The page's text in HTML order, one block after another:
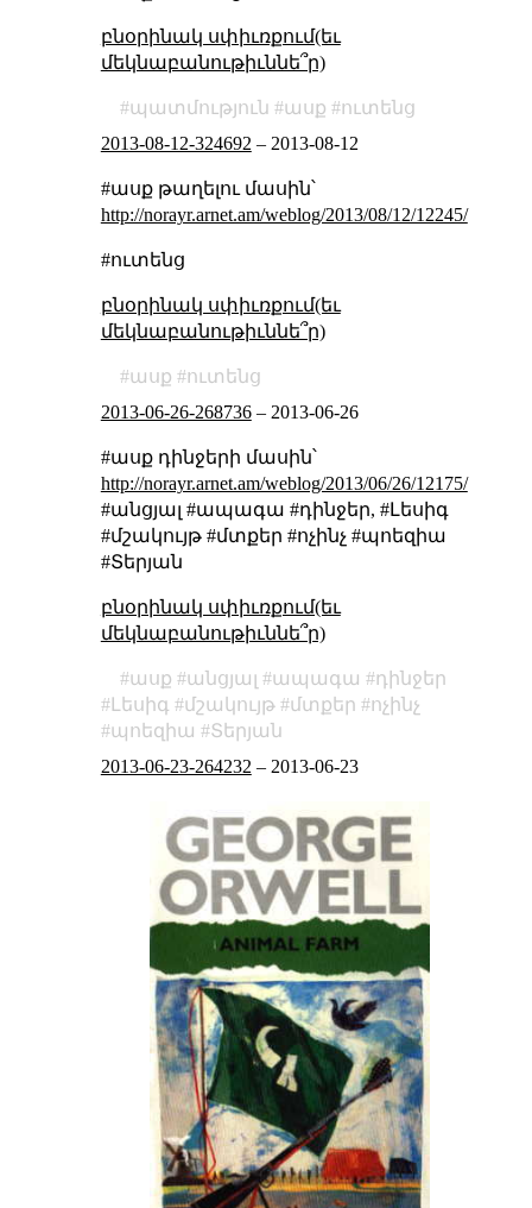
բնօրինակ սփիւռքում(եւ
մեկնաբանութիւննե՞ր)
պատմություն ասք
ուտենց
2013-08-12-324692 – 2013-08-12
#ասք թաղելու մասին՝
http://norayr.arnet.am/weblog/2013/08/12/12245/
#ուտենց
բնօրինակ սփիւռքում(եւ
մեկնաբանութիւննե՞ր)
ասք
ուտենց
2013-06-26-268736– 2013-06-26
#ասք դինջերի մասին՝
http://norayr.arnet.am/weblog/2013/06/26/12175/
#անցյալ #ապագա #դինջեր, #Լեսիգ
#մշակույթ #մտքեր #ոչինչ #պոեզիա
#Տերյան
բնօրինակ սփիւռքում(եւ
մեկնաբանութիւննե՞ր)
ասք անցյալ ապագա
դինջեր
Լեսիգ
մշակույթ մտքեր
ոչինչ
պոեզիա
Տերյան
2013-06-23-264232 – 2013-06-23